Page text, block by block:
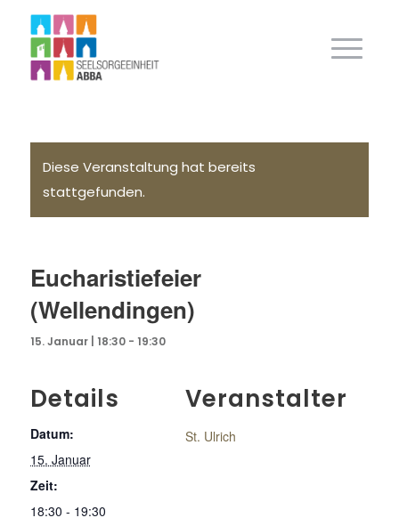
Diese Veranstaltung hat bereits
stattgefunden.
Eucharistiefeier
(Wellendingen)
15. Januar | 18:30- 19:30
Details
Datum:
15. Januar
Zeit:
18:30 - 19:30
Veranstalter
St. Ulrich